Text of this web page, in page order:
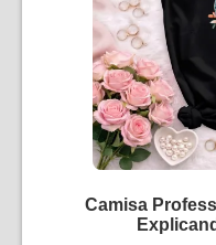
Camisa